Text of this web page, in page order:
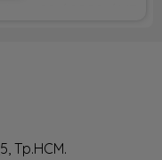
Games, Internet
Tp.HCM.